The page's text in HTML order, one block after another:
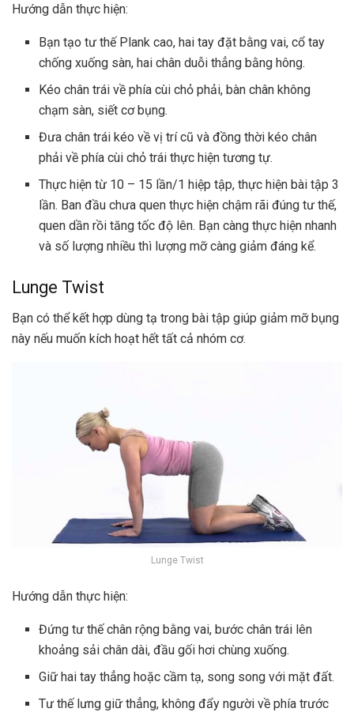
Hướng dẫn thực hiện:
Bạn tạo tư thế Plank cao, hai tay đặt bằng vai, cổ tay
chống xuống sàn, hai chân duỗi thẳng bằng hông.
Kéo chân trái về phía cùi chỏ phải, bàn chân không
chạm sàn, siết cơ bụng.
Đưa chân trái kéo về vị trí cũ và đồng thời kéo chân
phải về phía cùi chỏ trái thực hiện tương tự.
Thực hiện từ 10 – 15 lần/1 hiệp tập, thực hiện bài tập 3
lần. Ban đầu chưa quen thực hiện chậm rãi đúng tư thế,
quen dần rồi tăng tốc độ lên. Bạn càng thực hiện nhanh
và số lượng nhiều thì lượng mỡ càng giảm đáng kể.
Lunge Twist
Bạn có thể kết hợp dùng tạ trong bài tập giúp giảm mỡ bụng
này nếu muốn kích hoạt hết tất cả nhóm cơ.
Lunge Twist
Hướng dẫn thực hiện:
Đứng tư thế chân rộng bằng vai, bước chân trái lên
khoảng sải chân dài, đầu gối hơi chùng xuống.
Giữ hai tay thẳng hoặc cầm tạ, song song với mặt đất.
Tư thế lưng giữ thẳng, không đẩy người về phía trước